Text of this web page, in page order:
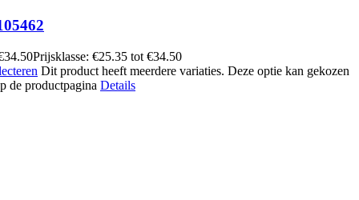
34.50Prijsklasse: €25.35 tot €34.50
Dit product heeft meerdere variaties. Deze optie kan gekozen
de productpagina Details